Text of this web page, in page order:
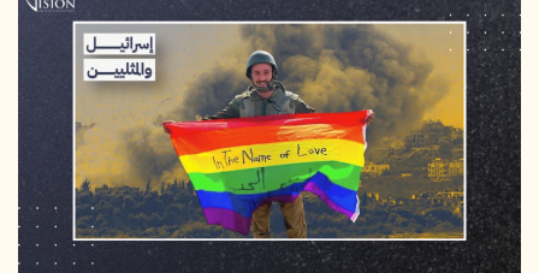
ل
ر
د
ا
إ
ل
ك